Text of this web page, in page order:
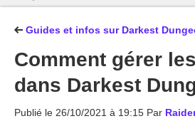
MGG
Guides et infos sur Darkest
Comment gérer
dans Darkest
Publié le 26/10/2021 à 19:15 Par